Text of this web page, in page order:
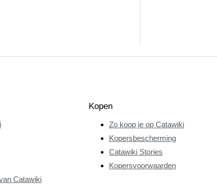
Catawiki
Kopen
Zo koop je op Catawiki
Kopersbescherming
Catawiki Stories
Kopersvoorwaarden